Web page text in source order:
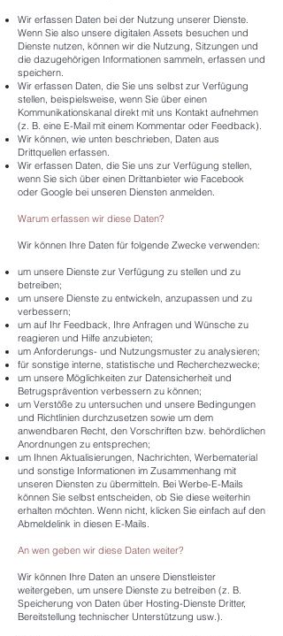
Wir erfassen Daten bei der Nutzung unserer Dienste.
Wenn Sie also unsere digitalen Assets besuchen und
Dienste nutzen, können wir die Nutzung, Sitzungen und
die dazugehörigen Informationen sammeln, erfassen und
speichern.
Wir erfassen Daten, die Sie uns selbst zur Verfügung
stellen, beispielsweise, wenn Sie über einen
Kommunikationskanal direkt mit uns Kontakt aufnehmen
(z. B. eine E-Mail mit einem Kommentar oder Feedback).
Wir können, wie unten beschrieben, Daten aus
Drittquellen erfassen.
Wir erfassen Daten, die Sie uns zur Verfügung stellen,
wenn Sie sich über einen Drittanbieter wie Facebook
oder Google bei unseren Diensten anmelden.
Warum erfassen wir diese Daten?
Wir können Ihre Daten für folgende Zwecke verwenden:
um unsere Dienste zur Verfügung zu stellen und zu
betreiben;
um unsere Dienste zu entwickeln, anzupassen und zu
verbessern;
um auf Ihr Feedback, Ihre Anfragen und Wünsche zu
reagieren und Hilfe anzubieten;
um Anforderungs- und Nutzungsmuster zu analysieren;
für sonstige interne, statistische und Recherchezwecke;
um unsere Möglichkeiten zur Datensicherheit und
Betrugsprävention verbessern zu können;
um Verstöße zu untersuchen und unsere Bedingungen
und Richtlinien durchzusetzen sowie um dem
anwendbaren Recht, den Vorschriften bzw. behördlichen
Anordnungen zu entsprechen;
um Ihnen Aktualisierungen, Nachrichten, Werbematerial
und sonstige Informationen im Zusammenhang mit
unseren Diensten zu übermitteln. Bei Werbe-E-Mails
können Sie selbst entscheiden, ob Sie diese weiterhin
erhalten möchten. Wenn nicht, klicken Sie einfach auf den
Abmeldelink in diesen E-Mails.
An wen geben wir diese Daten weiter?
Wir können Ihre Daten an unsere Dienstleister
weitergeben, um unsere Dienste zu betreiben (z. B.
Speicherung von Daten über Hosting-Dienste Dritter,
Bereitstellung technischer Unterstützung usw.).